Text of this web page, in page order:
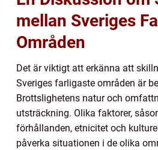
mellan Sveriges
Områden
Det är viktigt att erkänna att
Sveriges farligaste områden är
Brottslighetens natur och
utsträckning. Olika faktorer,
förhållanden, etnicitet och
påverka situationen i de olika